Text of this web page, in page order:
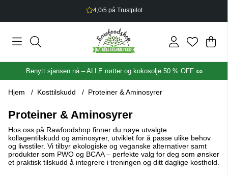
4,0/5 på Trustpilot
.
Benytt sjansen nå – ALLE nøtter og kokosolje 50 % OFF 🥜
Hjem Kosttilskudd Proteiner & Aminosyrer
Proteiner & Aminosyrer
Hos oss på Rawfoodshop finner du nøye utvalgte
kollagentilskudd og aminosyrer, utviklet for å passe ulike behov
og livsstiler. Vi tilbyr økologiske og veganske alternativer samt
produkter som PWO og BCAA – perfekte valg for deg som ønsker
et praktisk tilskudd å integrere i treningen og ditt daglige kosthold.